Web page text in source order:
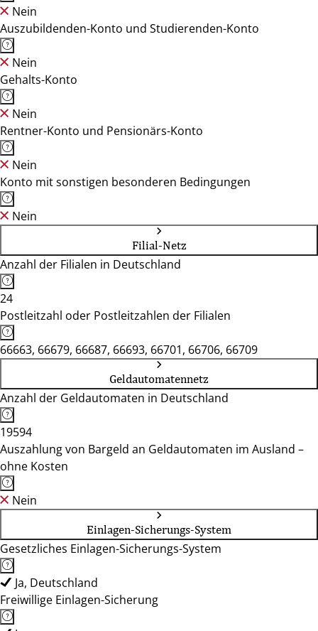
Nein
Auszubildenden-Konto und Studierenden-Konto
Nein
Gehalts-Konto
Nein
Rentner-Konto und Pensionärs-Konto
Nein
Konto mit sonstigen besonderen Bedingungen
Nein
Filial-Netz
Anzahl der Filialen in Deutschland
24
Postleitzahl oder Postleitzahlen der Filialen
66663, 66679, 66687, 66693, 66701, 66706, 66709
Geldautomatennetz
Anzahl der Geldautomaten in Deutschland
19594
Auszahlung von Bargeld an Geldautomaten im Ausland –
ohne Kosten
Nein
Einlagen-Sicherungs-System
Gesetzliches Einlagen-Sicherungs-System
Ja, Deutschland
Freiwillige Einlagen-Sicherung